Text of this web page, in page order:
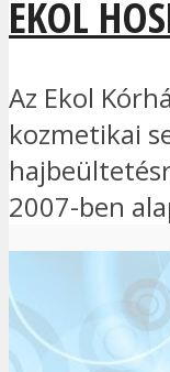
EKOL
Az Ekol
kozmetikai
2007-ben